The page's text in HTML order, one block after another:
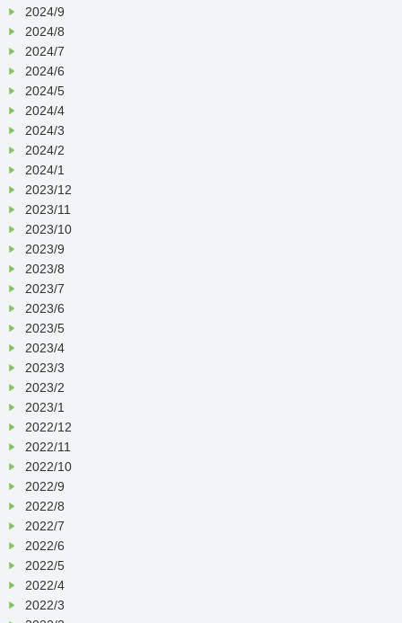
2024/9
2024/8
2024/7
2024/6
2024/5
2024/4
2024/3
2024/2
2024/1
2023/12
2023/11
2023/10
2023/9
2023/8
2023/7
2023/6
2023/5
2023/4
2023/3
2023/2
2023/1
2022/12
2022/11
2022/10
2022/9
2022/8
2022/7
2022/6
2022/5
2022/4
2022/3